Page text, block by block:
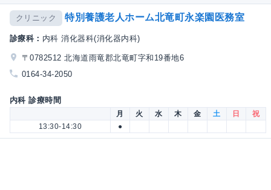
クリニック 特別養護老人ホーム北竜町永楽園医務室
診療科： 内科 消化器科(消化器内科)
〒0782512 北海道雨竜郡北竜町字和19番地6
0164-34-2050
内科 診療時間
月 火 水 木 金 土 日
祝
13:30-14:30
●